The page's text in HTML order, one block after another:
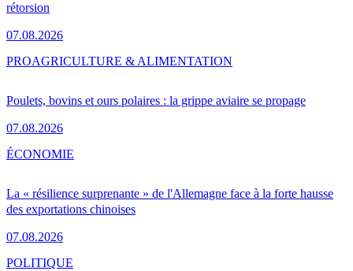
rétorsion
07.08.2026
Poulets, bovins et ours polaires : la grippe aviaire se propage
07.08.2026
PROAGRICULTURE & ALIMENTATION
La « résilience surprenante » de l'Allemagne face à la forte hausse
des exportations chinoises
07.08.2026
ÉCONOMIE
POLITIQUE